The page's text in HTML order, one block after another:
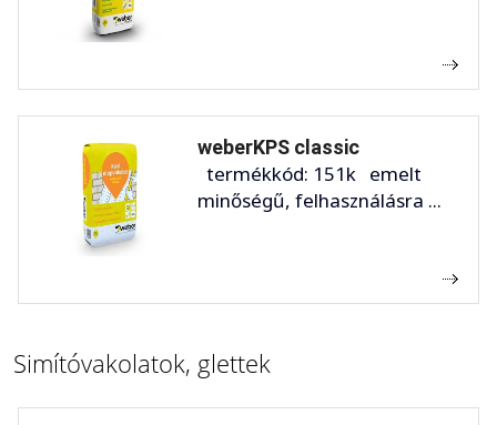
weberKPS classic
termékkód: 151k emelt
minőségű, felhasználásra ...
Simítóvakolatok, glettek